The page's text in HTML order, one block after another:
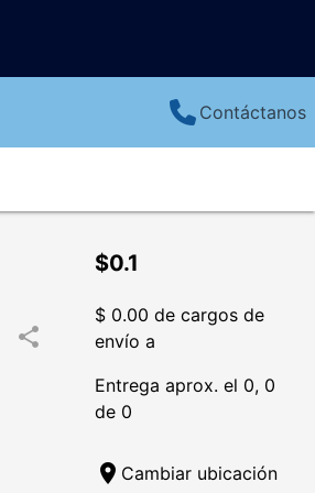
Contáctanos
share
$0.1
$ 0.00 de cargos de
envío a
Entrega aprox. el 0, 0
de 0
location_on Cambiar ubicación